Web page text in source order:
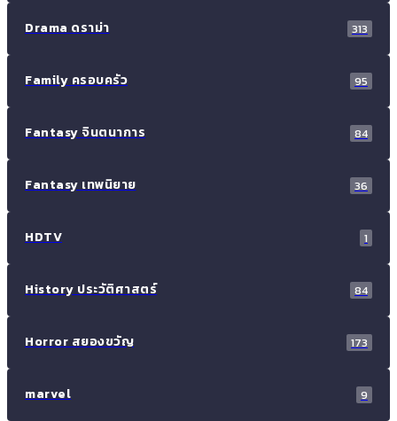
Drama ดราม่า 313
Family ครอบครัว 95
Fantasy จินตนาการ 84
Fantasy เทพนิยาย 36
HDTV 1
History ประวัติศาสตร์ 84
Horror สยองขวัญ 173
marvel 9